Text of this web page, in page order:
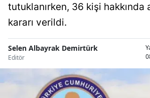
tutuklanırken, 36 kişi hakkında
kararı verildi.
Selen Albayrak Demirtürk
Editör